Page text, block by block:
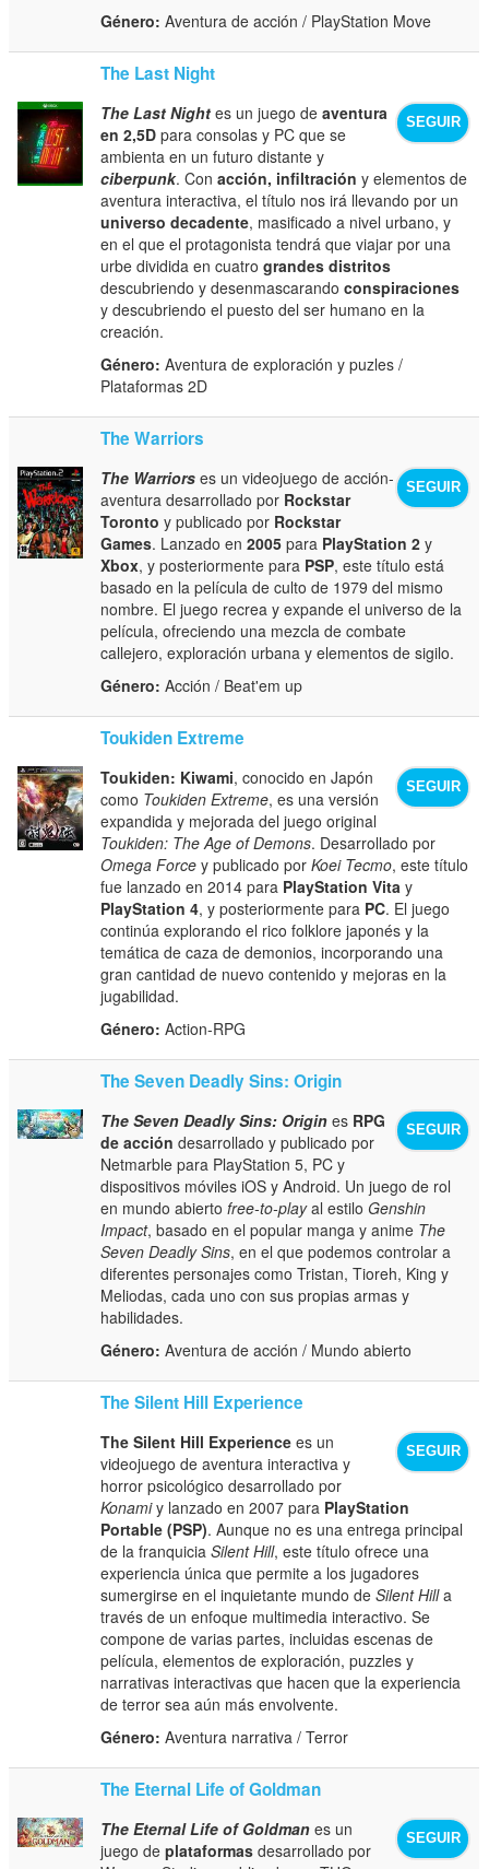
Género: Aventura de acción / PlayStation Move
The Last Night
SEGUIR
The Last Night es un juego de aventura
en 2,5D para consolas y PC que se
ambienta en un futuro distante y
ciberpunk. Conacción, infiltración y elementos de
aventura interactiva, el título nos irá llevando por un
universo decadente, masificado a nivel urbano, y
en el que el protagonista tendrá que viajar por una
urbe dividida en cuatrograndes distritos
descubriendo y desenmascarandoconspiraciones
y descubriendo el puesto del ser humano en la
creación.
Género: Aventura de exploración y puzles /
Plataformas 2D
The Warriors
SEGUIR
The Warriors es un videojuego de acción-
aventura desarrollado por Rockstar
Toronto y publicado por Rockstar
Games. Lanzado en2005 para PlayStation 2 y
Xbox, y posteriormente para PSP, este título está
basado en la película de culto de 1979 del mismo
nombre. El juego recrea y expande el universo de la
película, ofreciendo una mezcla de combate
callejero, exploración urbana y elementos de sigilo.
Género: Acción / Beat'em up
Toukiden Extreme
SEGUIR
Toukiden: Kiwami, conocido en Japón
como Toukiden Extreme, es una versión
expandida y mejorada del juego original
Toukiden: The Age of Demons. Desarrollado por
Omega Force y publicado porKoei Tecmo, este título
fue lanzado en 2014 para PlayStation Vita y
PlayStation 4, y posteriormente para PC. El juego
continúa explorando el rico folklore japonés y la
temática de caza de demonios, incorporando una
gran cantidad de nuevo contenido y mejoras en la
jugabilidad.
Género: Action-RPG
The Seven Deadly Sins: Origin
SEGUIR
The Seven Deadly Sins: Origin es RPG
de acción desarrollado y publicado por
Netmarble para PlayStation 5, PC y
dispositivos móviles iOS y Android. Un juego de rol
en mundo abiertofree-to-playal estiloGenshin
Impact, basado en el popular manga y anime The
Seven Deadly Sins, en el que podemos controlar a
diferentes personajes como Tristan, Tioreh, King y
Meliodas, cada uno con sus propias armas y
habilidades.
Género: Aventura de acción / Mundo abierto
The Silent Hill Experience
SEGUIR
The Silent Hill Experience es un
videojuego de aventura interactiva y
horror psicológico desarrollado por
Konamiy lanzado en 2007 para PlayStation
Portable (PSP). Aunque no es una entrega principal
de la franquiciaSilent Hill, este título ofrece una
experiencia única que permite a los jugadores
sumergirse en el inquietante mundo deSilent Hilla
través de un enfoque multimedia interactivo. Se
compone de varias partes, incluidas escenas de
película, elementos de exploración, puzzles y
narrativas interactivas que hacen que la experiencia
de terror sea aún más envolvente.
Género: Aventura narrativa / Terror
The Eternal Life of Goldman
SEGUIR
The Eternal Life of Goldman es un
juego deplataformas desarrollado por